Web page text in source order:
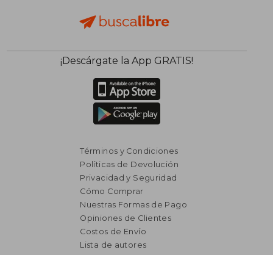
¡Descárgate la App GRATIS!
Términos y Condiciones
Políticas de Devolución
Privacidad y Seguridad
Cómo Comprar
Nuestras Formas de Pago
Opiniones de Clientes
Costos de Envío
Lista de autores